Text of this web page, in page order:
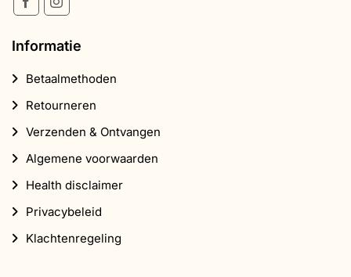
Informatie
Betaalmethoden
Retourneren
Verzenden & Ontvangen
Algemene voorwaarden
Health disclaimer
Privacybeleid
Klachtenregeling